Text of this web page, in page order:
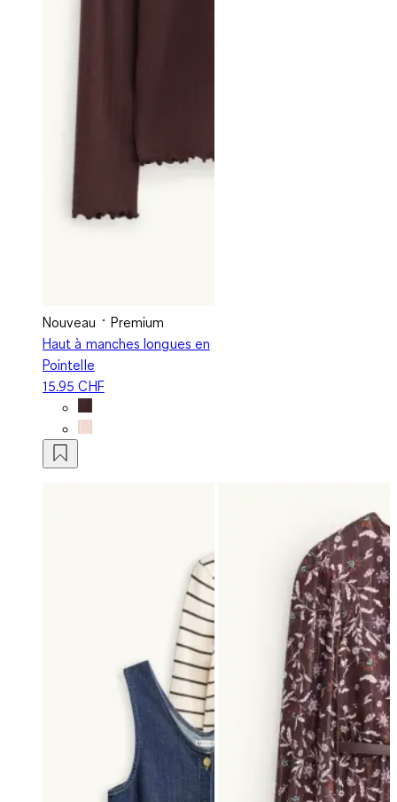
Nouveau
Premium
Haut à manches longues en
Pointelle
15.95 CHF